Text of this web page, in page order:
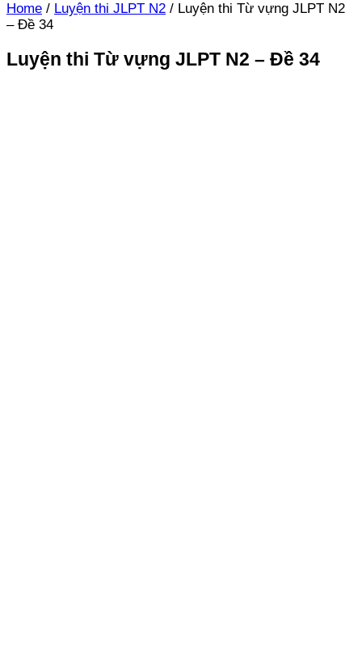
Home / Luyện thi JLPT N2 / Luyện thi Từ vựng JLPT N2
– Đề 34
Luyện thi Từ vựng JLPT N2 – Đề 34